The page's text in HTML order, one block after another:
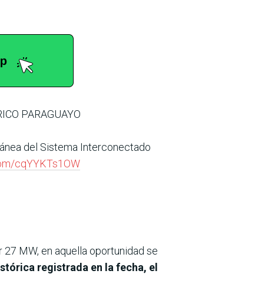
PARAGUAYO
del Sistema Interconectado
cqYYKTs1OW
MW, en aquella oportunidad se
registrada en la fecha, el